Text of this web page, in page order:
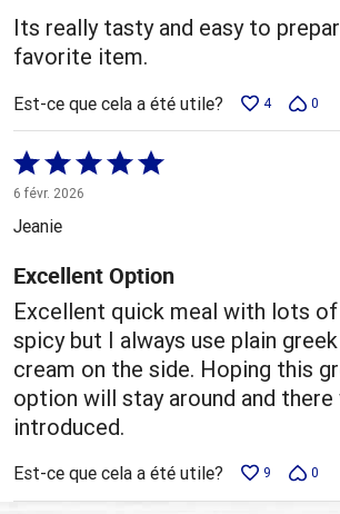
Its really tasty and easy to
favorite item.
Est-ce que cela a été utile? 4 0
Coté
5 sur
5
6 févr. 2026
Jeanie
Excellent Option
Excellent quick meal with lots
spicy but I always use plain
cream on the side. Hoping this
option will stay around and
introduced.
Est-ce que cela a été utile? 9 0